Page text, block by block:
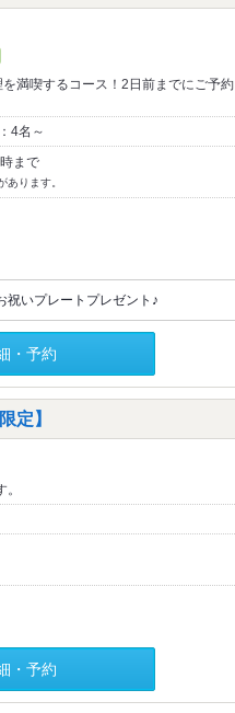
満喫するコース！2日前までにご予
4名～
まで
ります。
祝いプレートプレゼント♪
・予約
定】
・予約